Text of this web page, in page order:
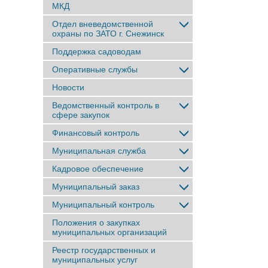
МКД
Отдел вневедомственной
охраны по ЗАТО г. Снежинск
Поддержка садоводам
Оперативные службы
Новости
Ведомственный контроль в
сфере закупок
Финансовый контроль
Муниципальная служба
Кадровое обеспечение
Муниципальный заказ
Муниципальный контроль
Положения о закупках
муниципальных организаций
Реестр государственных и
муниципальных услуг